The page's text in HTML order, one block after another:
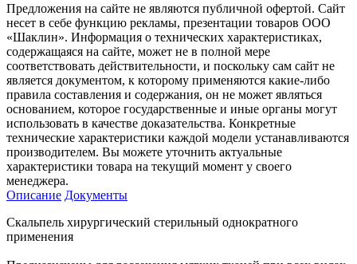
Предложения на сайте не являются публичной офертой. Сайт
несет в себе функцию рекламы, презентации товаров ООО
«Шаклин». Информация о технических характеристиках,
содержащаяся на сайте, может не в полной мере
соответствовать действительности, и поскольку сам сайт не
является документом, к которому применяются какие-либо
правила составления и содержания, он не может являться
основанием, которое государственные и иные органы могут
использовать в качестве доказательства. Конкретные
технические характеристики каждой модели устанавливаются
производителем. Вы можете уточнить актуальные
характеристики товара на текущий момент у своего
менеджера.
Описание Документы
Скальпель хирургический стерильный однократного
применения